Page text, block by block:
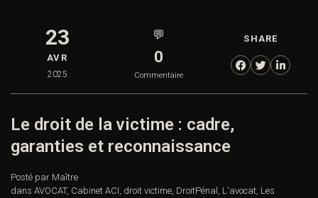
23
AVR
2025
💬
0
Commentaire
SHARE
Le droit de la victime : cadre,
garanties et reconnaissance
Posté par Maître
dans AVOCAT, Cabinet ACI, droit victime, DroitPénal , L'avocat, Les